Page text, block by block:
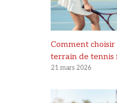
Comment
terrain de tennis
21 mars 2026